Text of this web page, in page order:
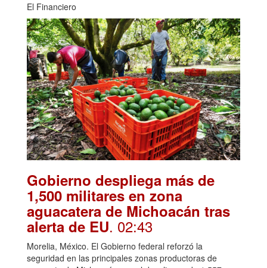
El Financiero
Gobierno despliega más de
1,500 militares en zona
aguacatera de Michoacán tras
alerta de EU. 02:43
Morelia, México. El Gobierno federal reforzó la
seguridad en las principales zonas productoras de